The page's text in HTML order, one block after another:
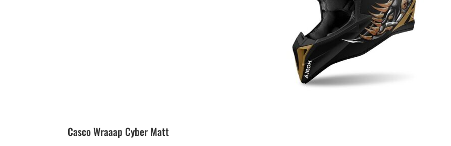
Casco Wraaap Cyber Matt